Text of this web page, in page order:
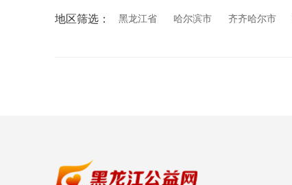
地区筛选： 黑龙江省 哈尔滨市 齐齐哈尔市